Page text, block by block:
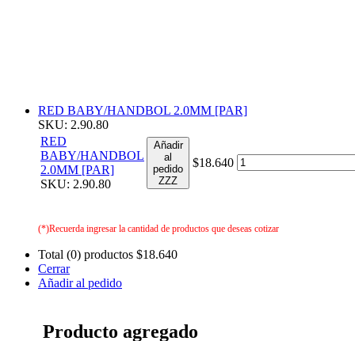
RED BABY/HANDBOL 2.0MM [PAR]
SKU: 2.90.80
RED
BABY/HANDBOL
2.0MM [PAR]
SKU: 2.90.80
Añadir
al
pedido
ZZZ
$18.640
(*)Recuerda ingresar la cantidad de productos que deseas cotizar
Total (0) productos $18.640
Cerrar
Añadir al pedido
Producto agregado